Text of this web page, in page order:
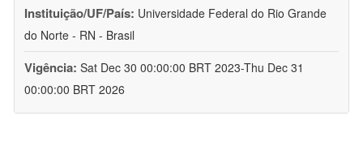
Instituição/UF/País: Universidade Federal do Rio Grande
do Norte - RN - Brasil
Vigência: Sat Dec 30 00:00:00 BRT 2023-Thu Dec 31
00:00:00 BRT 2026